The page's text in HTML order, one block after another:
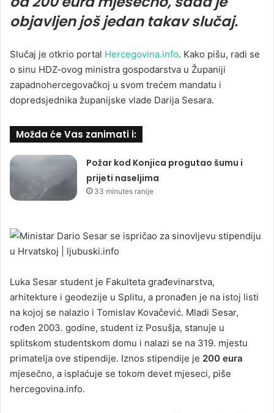
objavljen još jedan takav slučaj.
Slučaj je otkrio portal Hercegovina.info. Kako pišu, radi se
o sinu HDZ-ovog ministra gospodarstva u Županiji
zapadnohercegovačkoj u svom trećem mandatu i
dopredsjednika županijske vlade Darija Sesara.
Možda će Vas zanimati i:
Požar kod Konjica progutao šumu i
prijeti naseljima
33 minutes ranije
Luka Sesar student je Fakulteta građevinarstva,
arhitekture i geodezije u Splitu, a pronađen je na istoj listi
na kojoj se nalazio i Tomislav Kovačević. Mladi Sesar,
rođen 2003. godine, student iz Posušja, stanuje u
splitskom studentskom domu i nalazi se na 319. mjestu
primatelja ove stipendije. Iznos stipendije je 200 eura
mjesečno, a isplaćuje se tokom devet mjeseci, piše
hercegovina.info.